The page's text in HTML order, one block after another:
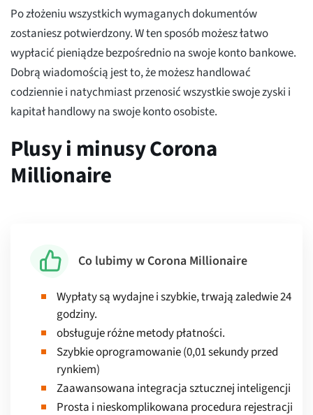
Po złożeniu wszystkich wymaganych dokumentów
zostaniesz potwierdzony. W ten sposób możesz łatwo
wypłacić pieniądze bezpośrednio na swoje konto bankowe.
Dobrą wiadomością jest to, że możesz handlować
codziennie i natychmiast przenosić wszystkie swoje zyski i
kapitał handlowy na swoje konto osobiste.
Plusy i minusy Corona
Millionaire
Co lubimy w Corona Millionaire
Wypłaty są wydajne i szybkie, trwają zaledwie 24
godziny.
obsługuje różne metody płatności.
Szybkie oprogramowanie (0,01 sekundy przed
rynkiem)
Zaawansowana integracja sztucznej inteligencji
Prosta i nieskomplikowana procedura rejestracji